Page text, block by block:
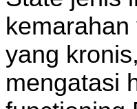
yang
mengatasi